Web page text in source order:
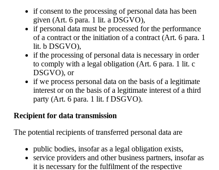
if consent to the processing of personal data has been
given (Art. 6 para. 1 lit. a DSGVO),
if personal data must be processed for the performance
of a contract or the initiation of a contract (Art. 6 para. 1
lit. b DSGVO),
if the processing of personal data is necessary in order
to comply with a legal obligation (Art. 6 para. 1 lit. c
DSGVO), or
if we process personal data on the basis of a legitimate
interest or on the basis of a legitimate interest of a third
party (Art. 6 para. 1 lit. f DSGVO).
Recipient for data transmission
The potential recipients of transferred personal data are
public bodies, insofar as a legal obligation exists,
service providers and other business partners, insofar as
it is necessary for the fulfilment of the respective